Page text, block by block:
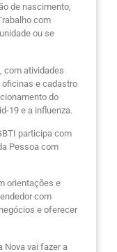
de nascimento,
com
ou se
com atividades
oficinas e cadastro
do
19 e a influenza.
participa com
Pessoa com
orientações e
com
e oferecer
Nova vai fazer a